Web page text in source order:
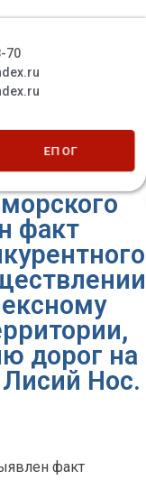
70
ЕП ОГ
факт
дорог на
Нос.
факт